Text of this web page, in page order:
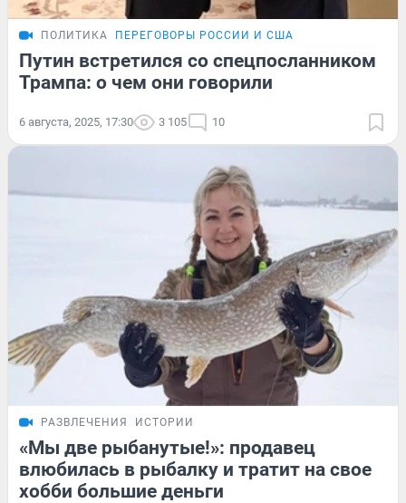
ПОЛИТИКА ПЕРЕГОВОРЫ РОССИИ И США
Путин встретился со спецпосланником
Трампа: о чем они говорили
6 августа, 2025, 17:30 3 105 10
РАЗВЛЕЧЕНИЯ ИСТОРИИ
«Мы две рыбанутые!»: продавец
влюбилась в рыбалку и тратит на свое
хобби большие деньги